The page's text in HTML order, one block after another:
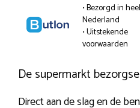
• Bezorgd in heel
Nederland
• Uitstekende
voorwaarden
De supermarkt
Direct aan de slag en de